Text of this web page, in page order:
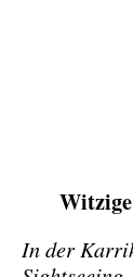
In der